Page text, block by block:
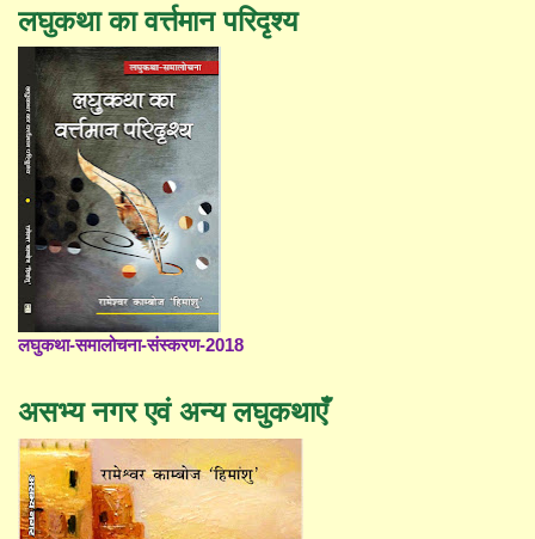
लघुकथा का वर्त्तमान परिदृश्य
लघुकथा-समालोचना-संस्करण-2018
असभ्य नगर एवं अन्य लघुकथाएँ